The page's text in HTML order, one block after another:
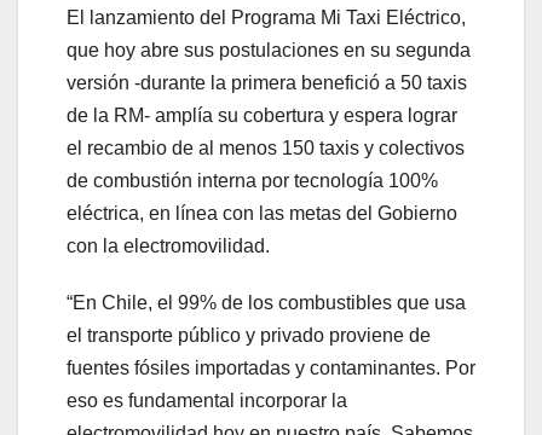
El lanzamiento del Programa Mi Taxi Eléctrico,
que hoy abre sus postulaciones en su segunda
versión -durante la primera benefició a 50 taxis
de la RM- amplía su cobertura y espera lograr
el recambio de al menos 150 taxis y colectivos
de combustión interna por tecnología 100%
eléctrica, en línea con las metas del Gobierno
con la electromovilidad.
“En Chile, el 99% de los combustibles que usa
el transporte público y privado proviene de
fuentes fósiles importadas y contaminantes. Por
eso es fundamental incorporar la